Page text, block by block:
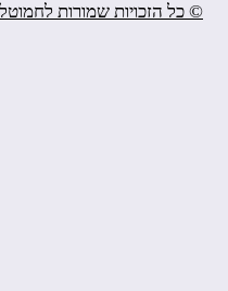
© כל הזכויות שמורות לחמוטל